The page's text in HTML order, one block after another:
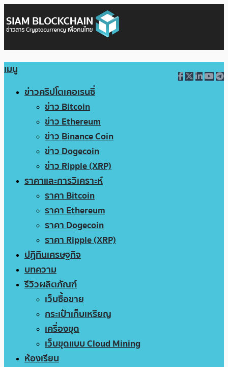
เมนู
ข่าวคริปโตเคอเรนซี่
ข่าว Bitcoin
ข่าว Ethereum
ข่าว Binance Coin
ข่าว Dogecoin
ข่าว Ripple (XRP)
ราคาและการวิเคราะห์
ราคา Bitcoin
ราคา Ethereum
ราคา Dogecoin
ราคา Ripple (XRP)
ปฏิทินเศรษฐกิจ
บทความ
รีวิวผลิตภัณฑ์
เว็บซื้อขาย
กระเป๋าเก็บเหรียญ
เครื่องขุด
เว็บขุดแบบ Cloud Mining
ห้องเรียน